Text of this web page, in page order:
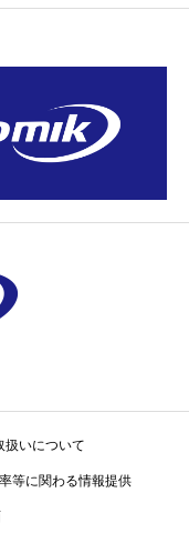
扱いについて
等に関わる情報提供